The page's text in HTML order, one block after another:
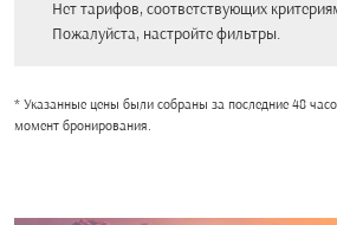
Нет тарифов, соответствующих
Пожалуйста, настройте фильтры.
* Указанные цены были собраны за последние 48
момент бронирования.